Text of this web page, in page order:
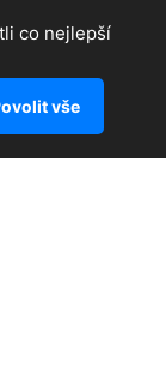
co nejlepší
vše